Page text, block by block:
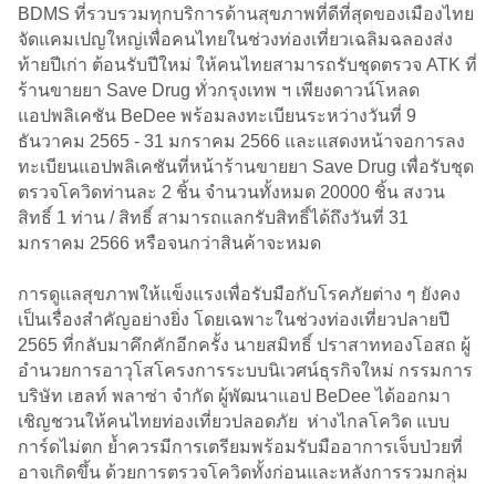
BDMS ที่รวบรวมทุกบริการด้านสุขภาพที่ดีที่สุดของเมืองไทย
จัดแคมเปญใหญ่เพื่อคนไทยในช่วงท่องเที่ยวเฉลิมฉลองส่ง
ท้ายปีเก่า ต้อนรับปีใหม่ ให้คนไทยสามารถรับชุดตรวจ ATK ที่
ร้านขายยา Save Drug ทั่วกรุงเทพ ฯ เพียงดาวน์โหลด
แอปพลิเคชัน BeDee พร้อมลงทะเบียนระหว่างวันที่ 9
ธันวาคม 2565 - 31 มกราคม 2566 และแสดงหน้าจอการลง
ทะเบียนแอปพลิเคชันที่หน้าร้านขายยา Save Drug เพื่อรับชุด
ตรวจโควิดท่านละ 2 ชิ้น จำนวนทั้งหมด 20000 ชิ้น สงวน
สิทธิ์ 1 ท่าน / สิทธิ์ สามารถแลกรับสิทธิ์ได้ถึงวันที่ 31
มกราคม 2566 หรือจนกว่าสินค้าจะหมด
การดูแลสุขภาพให้แข็งแรงเพื่อรับมือกับโรคภัยต่าง ๆ ยังคง
เป็นเรื่องสำคัญอย่างยิ่ง โดยเฉพาะในช่วงท่องเที่ยวปลายปี
2565 ที่กลับมาคึกคักอีกครั้ง นายสมิทธิ์ ปราสาททองโอสถ ผู้
อำนวยการอาวุโสโครงการระบบนิเวศน์ธุรกิจใหม่ กรรมการ
บริษัท เฮลท์ พลาซ่า จำกัด ผู้พัฒนาแอป BeDee ได้ออกมา
เชิญชวนให้คนไทยท่องเที่ยวปลอดภัย ห่างไกลโควิด แบบ
การ์ดไม่ตก ย้ำควรมีการเตรียมพร้อมรับมืออาการเจ็บป่วยที่
อาจเกิดขึ้น ด้วยการตรวจโควิดทั้งก่อนและหลังการรวมกลุ่ม